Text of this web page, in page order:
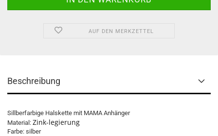
AUF DEN MERKZETTEL
Beschreibung
Sillberfarbige Halskette mit MAMA Anhänger
Material: Zink-legierung
Farbe: silber